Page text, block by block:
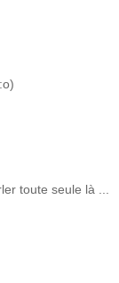
toute seule là ...